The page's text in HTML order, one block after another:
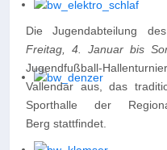
Die Jugendabteilung
Freitag, 4. Januar bis
Jugendfußball-
Vallendar aus, das
Sporthalle der
Berg stattfindet.